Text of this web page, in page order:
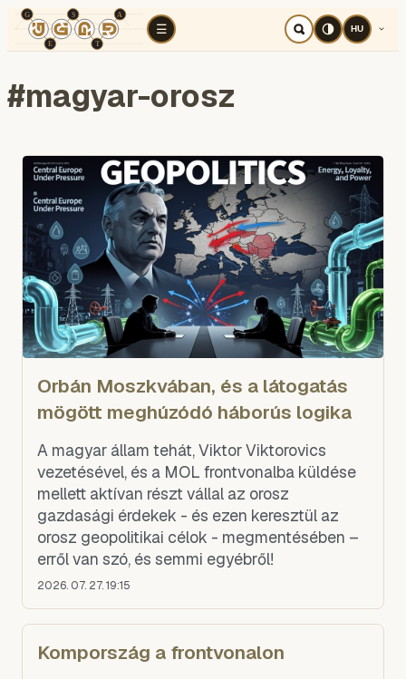
☰
TÉR KOGNITÍV HÁBORÚ
HU
#magyar-orosz
Orbán Moszkvában, és a látogatás
mögött meghúzódó háborús logika
A magyar állam tehát, Viktor Viktorovics
vezetésével, és a MOL frontvonalba küldése
mellett aktívan részt vállal az orosz
gazdasági érdekek - és ezen keresztül az
orosz geopolitikai célok - megmentésében –
erről van szó, és semmi egyébről!
2026. 07. 27. 19:15
Kompország a frontvonalon